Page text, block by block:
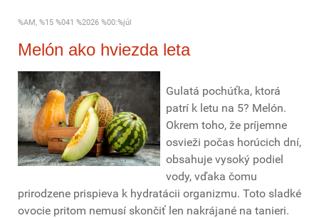
%AM, %15 %041 %2026 %00:%júl
Melón ako hviezda leta
Gulatá pochúťka, ktorá
patrí k letu na 5? Melón.
Okrem toho, že príjemne
osvieži počas horúcich dní,
obsahuje vysoký podiel
vody, vďaka čomu
prirodzene prispieva k hydratácii organizmu. Toto sladké
ovocie pritom nemusí skončiť len nakrájané na tanieri.